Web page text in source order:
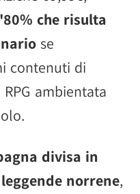
che risulta
se
contenuti di
ambientata
divisa in
norrene,